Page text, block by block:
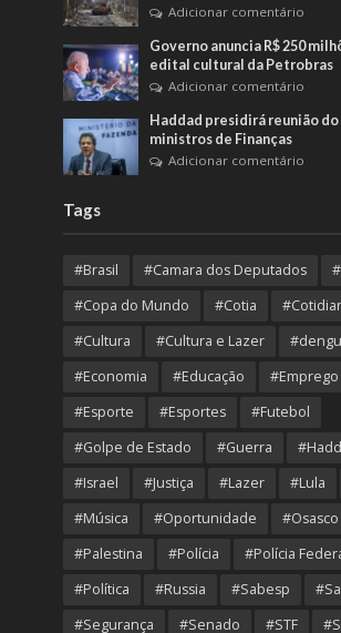
Adicionar comentário
Governo anuncia R$ 250
edital cultural da Petrobras
Adicionar comentário
Haddad presidirá reunião do
ministros de Finanças
Adicionar comentário
Tags
#Brasil #Camara dos Deputados
#Copa do Mundo
#Cotia
#Cultura
#Cultura e Lazer
#Economia
#Educação
#Emprego
#Esporte
#Esportes
#Futebol
#Golpe de Estado
#Guerra
#Israel
#Justiça #Lazer #Lula
#Música
#Oportunidade
#Osasco
#Palestina
#Polícia
#Polícia
#Política
#Russia #Sabesp
#Segurança
#Senado #STF